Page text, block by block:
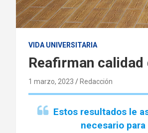
VIDA UNIVERSITARIA
Reafirman
1 marzo, 2023 Redacción
Estos resultados le
necesario